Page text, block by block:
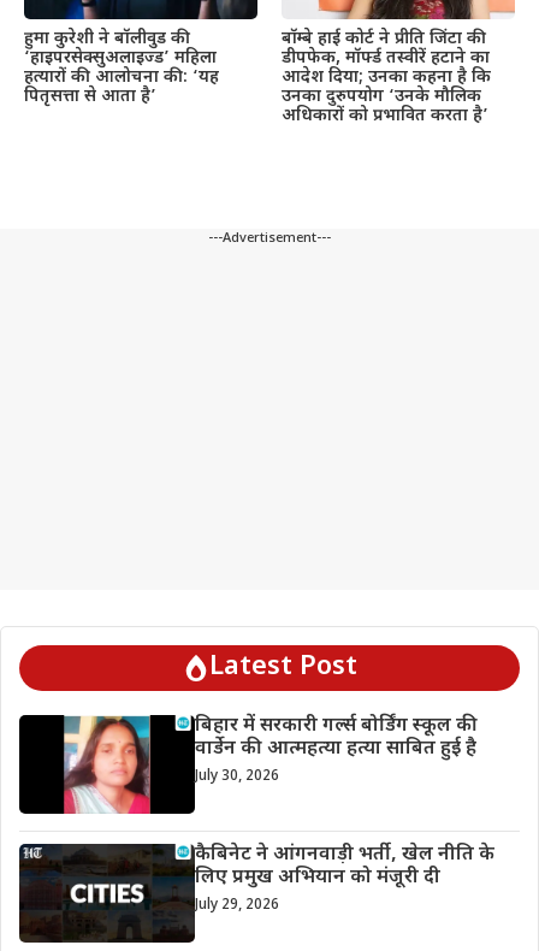
हुमा कुरेशी ने बॉलीवुड की
‘हाइपरसेक्सुअलाइज्ड’ महिला
हत्यारों की आलोचना की: ‘यह
पितृसत्ता से आता है’
बॉम्बे हाई कोर्ट ने प्रीति जिंटा की
डीपफेक, मॉर्फ्ड तस्वीरें हटाने का
आदेश दिया; उनका कहना है कि
उनका दुरुपयोग ‘उनके मौलिक
अधिकारों को प्रभावित करता है’
---Advertisement---
Latest Post
बिहार में सरकारी गर्ल्स बोर्डिंग स्कूल की
वार्डेन की आत्महत्या हत्या साबित हुई है
July 30, 2026
कैबिनेट ने आंगनवाड़ी भर्ती, खेल नीति के
लिए प्रमुख अभियान को मंजूरी दी
July 29, 2026